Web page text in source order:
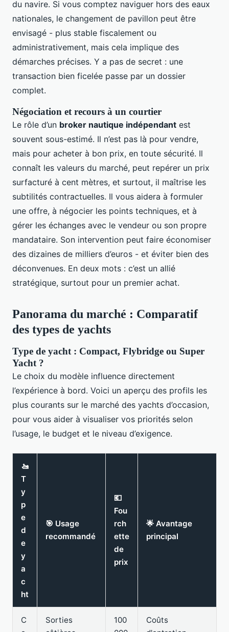
du navire. Si vous comptez naviguer hors des eaux
nationales, le changement de pavillon peut être
envisagé - plus stable fiscalement ou
administrativement, mais cela implique des
démarches précises. Y a pas de secret : une
transaction bien ficelée passe par un dossier
complet.
Négociation et recours à un courtier
Le rôle d’un broker nautique indépendant est
souvent sous-estimé. Il n’est pas là pour vendre,
mais pour acheter à bon prix, en toute sécurité. Il
connaît les valeurs du marché, peut repérer un prix
surfacturé à cent mètres, et surtout, il maîtrise les
subtilités contractuelles. Il vous aidera à formuler
une offre, à négocier les points techniques, et à
gérer les échanges avec le vendeur ou son propre
mandataire. Son intervention peut faire économiser
des dizaines de milliers d’euros - et éviter bien des
déconvenues. En deux mots : c’est un allié
stratégique, surtout pour un premier achat.
Panorama du marché : Comparatif
des types de yachts
Type de yacht : Compact, Flybridge ou Super
Yacht ?
Le choix du modèle influence directement
l’expérience à bord. Voici un aperçu des profils les
plus courants sur le marché des yachts d’occasion,
pour vous aider à visualiser vos priorités selon
l’usage, le budget et le niveau d’exigence.
🚤
T
y
p
e
d
e
y
a
c
ht
🎯 Usage
recommandé
💶
Fou
rch
ette
de
prix
🌟 Avantage
principal
C
Sorties
100
Coûts